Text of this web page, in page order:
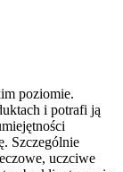
poziomie.
i potrafi ją
Szczególnie
uczciwe